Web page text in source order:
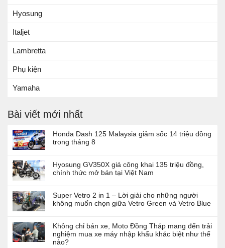
Hyosung
Italjet
Lambretta
Phụ kiện
Yamaha
Bài viết mới nhất
Honda Dash 125 Malaysia giảm sốc 14 triệu đồng
trong tháng 8
Hyosung GV350X giá công khai 135 triệu đồng,
chính thức mở bán tại Việt Nam
Super Vetro 2 in 1 – Lời giải cho những người
không muốn chọn giữa Vetro Green và Vetro Blue
Không chỉ bán xe, Moto Đồng Tháp mang đến trải
nghiệm mua xe máy nhập khẩu khác biệt như thế
nào?